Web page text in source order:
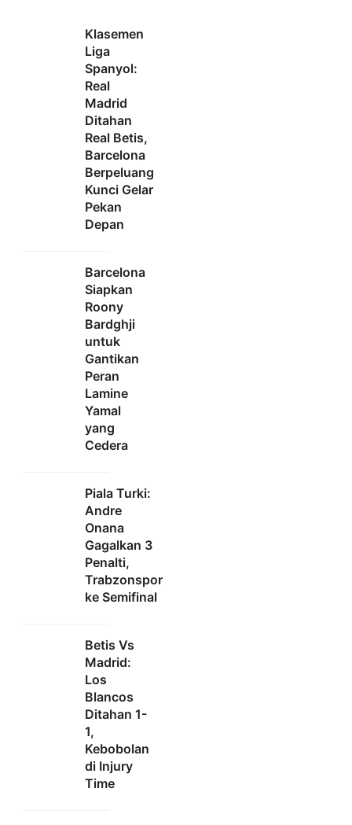
Klasemen
Liga
Spanyol:
Real
Madrid
Ditahan
Real Betis,
Barcelona
Berpeluang
Kunci Gelar
Pekan
Depan
Barcelona
Siapkan
Roony
Bardghji
untuk
Gantikan
Peran
Lamine
Yamal
yang
Cedera
Piala Turki:
Andre
Onana
Gagalkan 3
Penalti,
Trabzonspor
ke Semifinal
Betis Vs
Madrid:
Los
Blancos
Ditahan 1-
1,
Kebobolan
di Injury
Time